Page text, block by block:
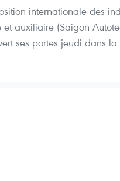
internationale des
auxiliaire (Saigon
ses portes jeudi dans